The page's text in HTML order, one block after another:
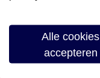
Alle cookies
accepteren